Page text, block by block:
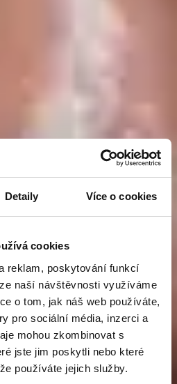
Detaily Více o cookies
cookies
reklam, poskytování funkcí
naší návštěvnosti využíváme
o tom, jak náš web používáte,
pro sociální média, inzerci a
mohou zkombinovat s
jste jim poskytli nebo které
používáte jejich služby.
V PÉČI
Pollen